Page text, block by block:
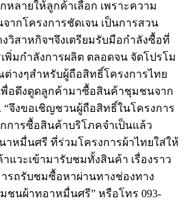
ลายให้ลูกค้าเลือก เพราะความ
ากโครงการชัดเจน เป็นการสวน
วิสาหกิจฯจึงเตรียมรับมือกำลังซื้อที่
พิ่มกำลังการผลิต ตลอดจน จัดโปรโม
างๆสำหรับผู้ถือสิทธิ์โครงการไทย
พื่อดึงดูดลูกค้ามาซื้อสินค้าชุมชนจาก
จึงขอเชิญชวนผู้ถือสิทธิ์ในโครงการ
การซื้อสินค้าบริโภคจำเป็นแล้ว
หมื่นศรี ที่ร่วมโครงการผ้าไทยใส่ให้
แวะเข้ามารับชมทั้งสินค้า เรื่องราว
รถรับชมซื้อหาผ่านทางช่องทาง
ชนผ้าทอาหมื่นศรี” หรือโทร 093-